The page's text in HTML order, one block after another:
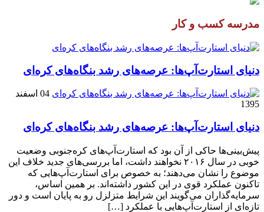
مدرسه کسب و کار
دنیای استارت‌آپ‌ها: عرصه‌های رشد بنگاه‌های کره‌ای‌
04 اسفند
1395
دنیای استارت‌آپ‌ها: عرصه‌های رشد بنگاه‌های کره‌ای‌
پیش‌بینی‌ها حاکی از آن بود که استارت‌آپ‌های کره‌جنوبی وضعیت
خوبی در سال ۲۰۱۶ نخواهند داشت، اما بررسی‌های جدید خلاف این
موضوع را نشان می‌دهند؛ به خصوص برای استارت‌آپ‌هایی که
تاکنون عملکرد قوی در این کشور داشته‌اند. بر همین اساس،
سرمایه‌گذاران می‌گویند این شرایط متزلزل رو به پایان است و دور
تازه‌ای از استارت‌آپ‌هایی با عملکرد […]